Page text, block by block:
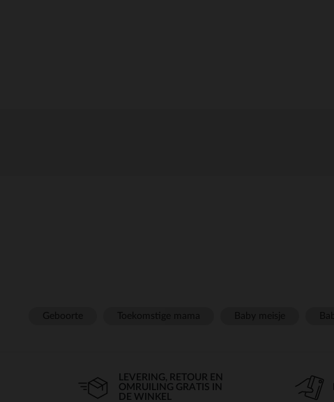
LEVERING, RETOUR EN
OMRUILING GRATIS IN
DE WINKEL